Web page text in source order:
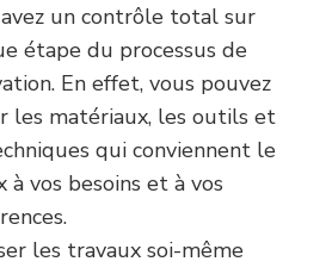
un contrôle total sur
étape du processus de
En effet, vous pouvez
les matériaux, les outils et
qui conviennent le
à vos besoins et à vos
les travaux soi-même